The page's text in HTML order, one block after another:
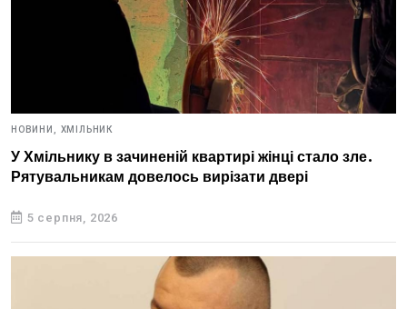
НОВИНИ, ХМІЛЬНИК
У Хмільнику в зачиненій квартирі жінці стало зле.
Рятувальникам довелось вирізати двері
5 серпня, 2026